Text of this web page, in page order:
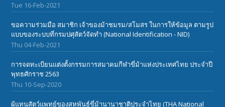
Tue 16-Feb-2021
ขอความร่วมมือ สมาชิก เจ้าของม้าชมรม/สโมสร ในการให้ข้อมูล ตามรูป
แบบของระบบที่กรมปศุสัตว์จัดทำ (National Identification - NID)
Thu 04-Feb-2021
การจดทะเบียนแต่งตั้งกรรมการสมาคมกีฬาขี่ม้าแห่งประเทศไทย ประจำปี
พุทธศักราช 2563
Thu 10-Sep-2020
ผู้แทนสัตว์แพทย์ของสหพันธ์ขี่ม้านานาชาติประจำไทย (THA National